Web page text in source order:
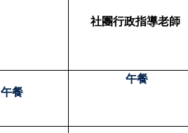
社團行政指導老師
午餐
午餐